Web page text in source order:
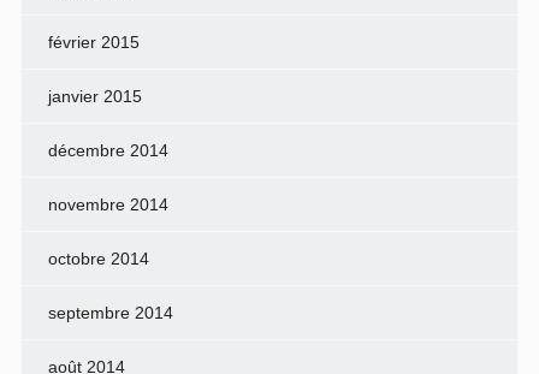
février 2015
janvier 2015
décembre 2014
novembre 2014
octobre 2014
septembre 2014
août 2014